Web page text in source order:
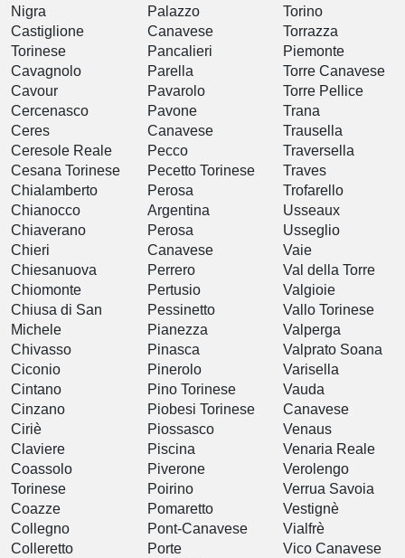
Nigra
Castiglione
Torinese
Cavagnolo
Cavour
Cercenasco
Ceres
Ceresole Reale
Cesana Torinese
Chialamberto
Chianocco
Chiaverano
Chieri
Chiesanuova
Chiomonte
Chiusa di San
Michele
Chivasso
Ciconio
Cintano
Cinzano
Ciriè
Claviere
Coassolo
Torinese
Coazze
Collegno
Colleretto
Palazzo
Canavese
Pancalieri
Parella
Pavarolo
Pavone
Canavese
Pecco
Pecetto Torinese
Perosa
Argentina
Perosa
Canavese
Perrero
Pertusio
Pessinetto
Pianezza
Pinasca
Pinerolo
Pino Torinese
Piobesi Torinese
Piossasco
Piscina
Piverone
Poirino
Pomaretto
Pont-Canavese
Porte
Torino
Torrazza
Piemonte
Torre Canavese
Torre Pellice
Trana
Trausella
Traversella
Traves
Trofarello
Usseaux
Usseglio
Vaie
Val della Torre
Valgioie
Vallo Torinese
Valperga
Valprato Soana
Varisella
Vauda
Canavese
Venaus
Venaria Reale
Verolengo
Verrua Savoia
Vestignè
Vialfrè
Vico Canavese